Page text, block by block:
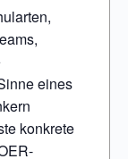
eines
konkrete